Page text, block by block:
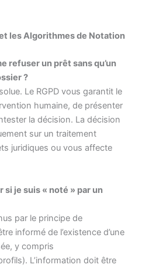
et les Algorithmes de Notation
refuser un prêt sans qu’un
?
Le RGPD vous garantit le
humaine, de présenter
la décision. La décision
sur un traitement
juridiques ou vous affecte
si je suis « noté » par un
par le principe de
informé de l’existence d’une
y compris
L’information doit être